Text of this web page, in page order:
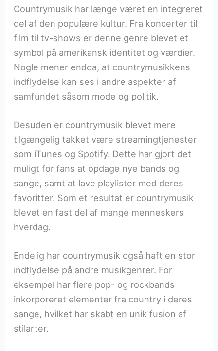
Countrymusik har længe været en integreret
del af den populære kultur. Fra koncerter til
film til tv-shows er denne genre blevet et
symbol på amerikansk identitet og værdier.
Nogle mener endda, at countrymusikkens
indflydelse kan ses i andre aspekter af
samfundet såsom mode og politik.
Desuden er countrymusik blevet mere
tilgængelig takket være streamingtjenester
som iTunes og Spotify. Dette har gjort det
muligt for fans at opdage nye bands og
sange, samt at lave playlister med deres
favoritter. Som et resultat er countrymusik
blevet en fast del af mange menneskers
hverdag.
Endelig har countrymusik også haft en stor
indflydelse på andre musikgenrer. For
eksempel har flere pop- og rockbands
inkorporeret elementer fra country i deres
sange, hvilket har skabt en unik fusion af
stilarter.